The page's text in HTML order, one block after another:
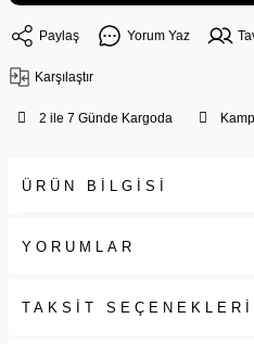
Paylaş Yorum Yaz
Karşılaştır
2 ile 7 Günde Kargoda
ÜRÜN BİLGİSİ
YORUMLAR
TAKSİT SEÇENEKLERİ